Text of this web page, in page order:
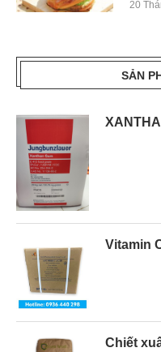
20
SẢN
Vitamin
Chiết